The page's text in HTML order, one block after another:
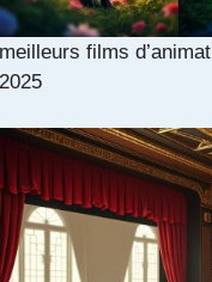
meilleurs films
2025